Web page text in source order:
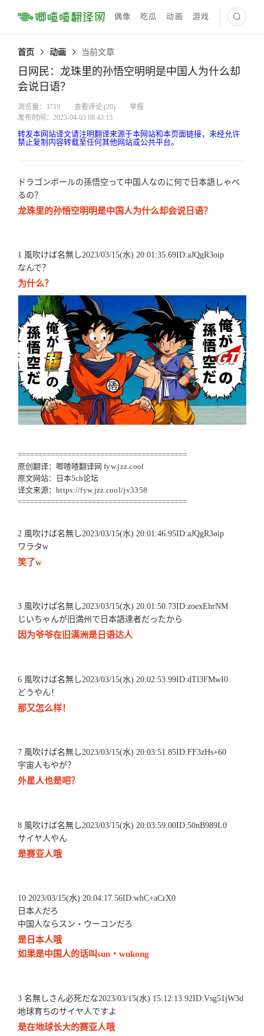
偶像 吃瓜 动画 游戏 最新译文
首页 动画 当前文章
日网民：龙珠里的孙悟空明明是中国人为什么却
会说日语？
浏览量：3719 查看评论(20)
举报
发布时间：2023-04-03 08:43:15
转发本网站译文请注明翻译来源于本网站和本页面链接，未经允许
禁止复制内容转载至任何其他网站或公共平台。
ドラゴンボールの孫悟空って中国人なのに何で日本語しゃべ
るの？
龙珠里的孙悟空明明是中国人为什么却会说日语？
1 風吹けば名無し2023/03/15(水) 20:01:35.69ID:aJQgR3oip
なんで？
为什么？
=========================================
原创翻译：唧喳喳翻译网 fyw.jzz.cool
原文网站：日本5ch论坛
译文来源： https://fyw.jzz.cool/jv3358
=========================================
2 風吹けば名無し2023/03/15(水) 20:01:46.95ID:aJQgR3oip
ワラタw
笑了w
3 風吹けば名無し2023/03/15(水) 20:01:50.73ID:zoexEhrNM
じいちゃんが旧満州で日本語達者だったから
因为爷爷在旧满洲是日语达人
6 風吹けば名無し2023/03/15(水) 20:02:53.99ID:dTl3FMwI0
どうやん！
那又怎么样！
7 風吹けば名無し2023/03/15(水) 20:03:51.85ID:FF3zHs+60
宇宙人もやが？
外星人也是吧？
8 風吹けば名無し2023/03/15(水) 20:03:59.00ID:50nB989L0
サイヤ人やん
是赛亚人哦
10 2023/03/15(水) 20:04:17.56ID:whC+aCrX0
日本人だろ
中国人ならスン・ウーコンだろ
是日本人哦
如果是中国人的话叫sun・wukong
3 名無しさん必死だな2023/03/15(水) 15:12:13.92ID:Vsg51jW3d
地球育ちのサイヤ人ですよ
是在地球长大的赛亚人哦